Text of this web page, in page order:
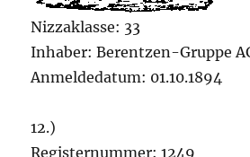
Nizzaklasse: 33
Inhaber: Berentzen-Gruppe
Anmeldedatum: 01.10.1894
12.)
Registernummer: 1249